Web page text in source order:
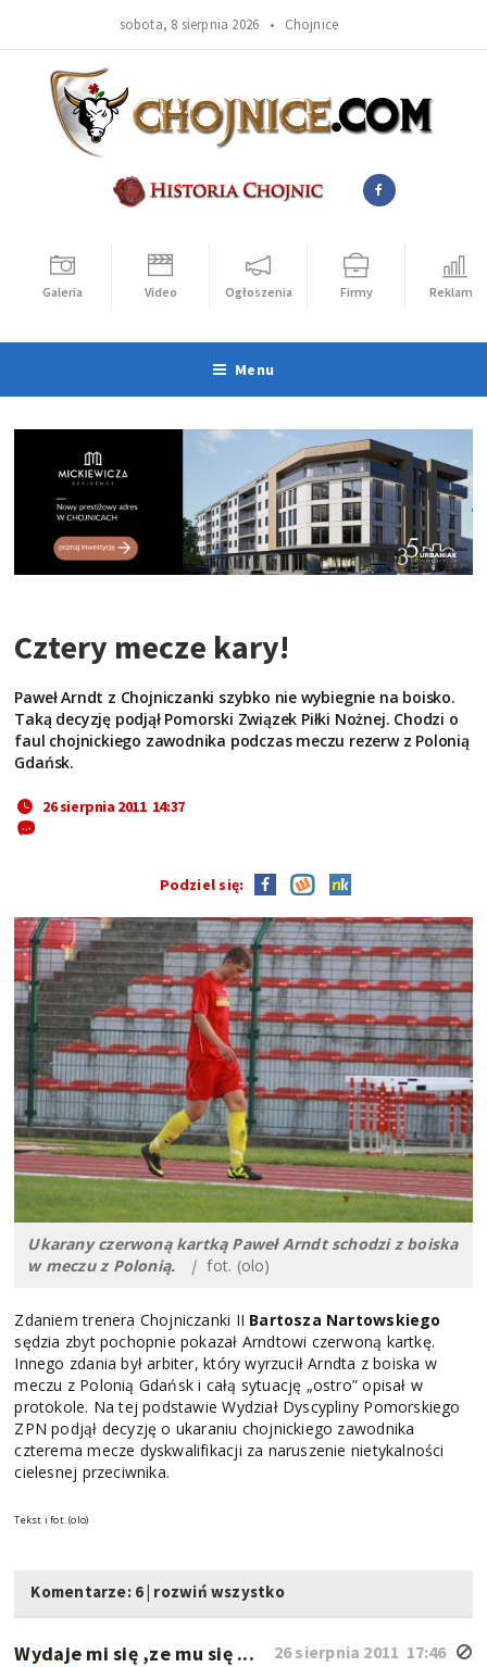
sobota, 8 sierpnia 2026 • Chojnice
Galeria Video Ogłoszenia Firmy Reklama
Menu
Cztery mecze kary!
Paweł Arndt z Chojniczanki szybko nie wybiegnie na boisko.
Taką decyzję podjął Pomorski Związek Piłki Nożnej. Chodzi o
faul chojnickiego zawodnika podczas meczu rezerw z Polonią
Gdańsk.
26 sierpnia 2011 14:37
Podziel się:
Ukarany czerwoną kartką Paweł Arndt schodzi z boiska
w meczu z Polonią. | fot. (olo)
Zdaniem trenera Chojniczanki II Bartosza Nartowskiego
sędzia zbyt pochopnie pokazał Arndtowi czerwoną kartkę.
Innego zdania był arbiter, który wyrzucił Arndta z boiska w
meczu z Polonią Gdańsk i całą sytuację „ostro” opisał w
protokole. Na tej podstawie Wydział Dyscypliny Pomorskiego
ZPN podjął decyzję o ukaraniu chojnickiego zawodnika
czterema mecze dyskwalifikacji za naruszenie nietykalności
cielesnej przeciwnika.
Tekst i fot. (olo)
Komentarze: 6| rozwiń wszystko
26 sierpnia 2011 17:46
Wydaje mi się ,ze mu się ...